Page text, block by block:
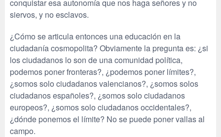
conquistar esa autonomía que nos haga señores y no
siervos, y no esclavos.
¿Cómo se articula entonces una educación en la
ciudadanía cosmopolita? Obviamente la pregunta es: ¿si
los ciudadanos lo son de una comunidad política,
podemos poner fronteras?, ¿podemos poner límites?,
¿somos solo ciudadanos valencianos?, ¿somos solos
ciudadanos españoles?, ¿somos solo ciudadanos
europeos?, ¿somos solo ciudadanos occidentales?,
¿dónde ponemos el límite? No se puede poner vallas al
campo.